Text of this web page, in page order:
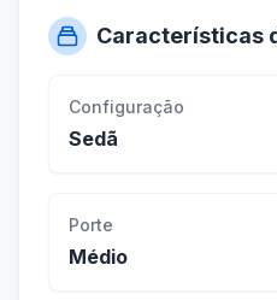
Características
Configuração
Sedã
Porte
Médio